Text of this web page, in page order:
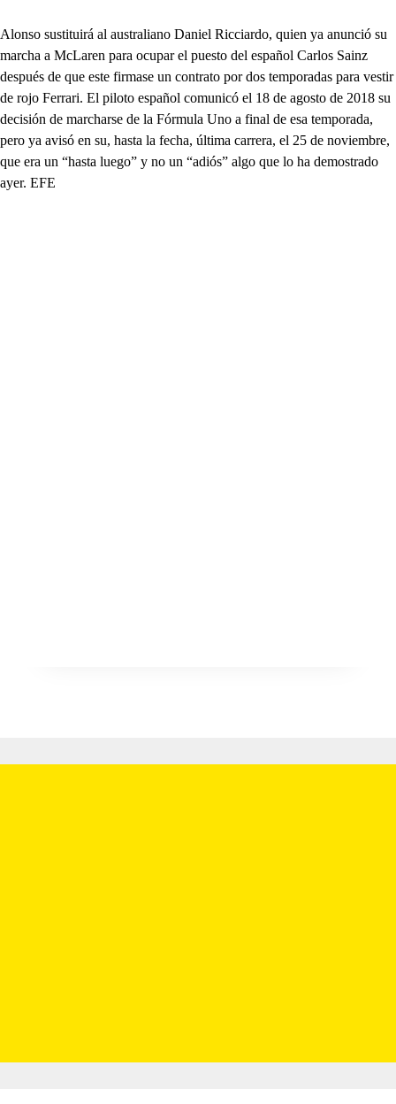
Alonso sustituirá al australiano Daniel Ricciardo, quien ya anunció su
marcha a McLaren para ocupar el puesto del español Carlos Sainz
después de que este firmase un contrato por dos temporadas para vestir
de rojo Ferrari. El piloto español comunicó el 18 de agosto de 2018 su
decisión de marcharse de la Fórmula Uno a final de esa temporada,
pero ya avisó en su, hasta la fecha, última carrera, el 25 de noviembre,
que era un “hasta luego” y no un “adiós” algo que lo ha demostrado
ayer. EFE